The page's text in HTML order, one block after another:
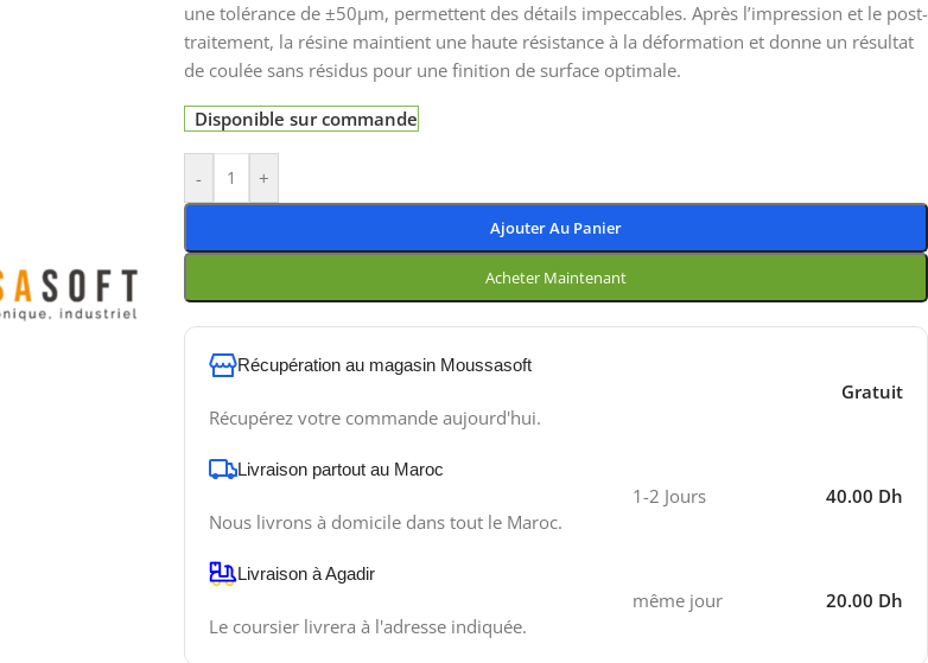
une tolérance de ±50μm, permettent des détails impeccables. Après l’impression et le post-
traitement, la résine maintient une haute résistance à la déformation et donne un résultat
de coulée sans résidus pour une finition de surface optimale.
Disponible sur commande
- +
Ajouter Au Panier
Acheter Maintenant
Récupération au magasin Moussasoft
Récupérez votre commande aujourd'hui.
Gratuit
Livraison partout au Maroc
Nous livrons à domicile dans tout le Maroc.
1-2 Jours 40.00 Dh
Livraison à Agadir
Le coursier livrera à l'adresse indiquée.
même jour 20.00 Dh